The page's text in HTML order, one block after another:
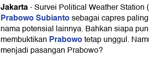
Jakarta-Survei Political Weather Station
Prabowo Subiantosebagai capres
nama potensial lainnya. Bahkan siapa
membuktikan Prabowotetap unggul.
menjadi pasangan Prabowo?